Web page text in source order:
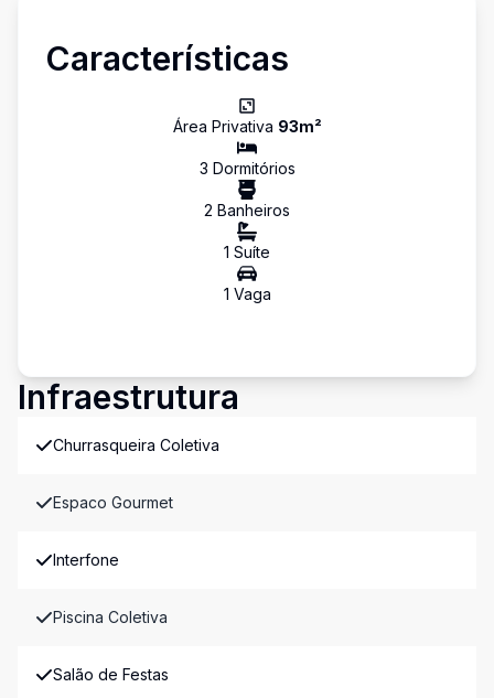
Características
Área Privativa 93m²
3 Dormitórios
2 Banheiros
1 Suíte
1 Vaga
Infraestrutura
Churrasqueira Coletiva
Espaco Gourmet
Interfone
Piscina Coletiva
Salão de Festas